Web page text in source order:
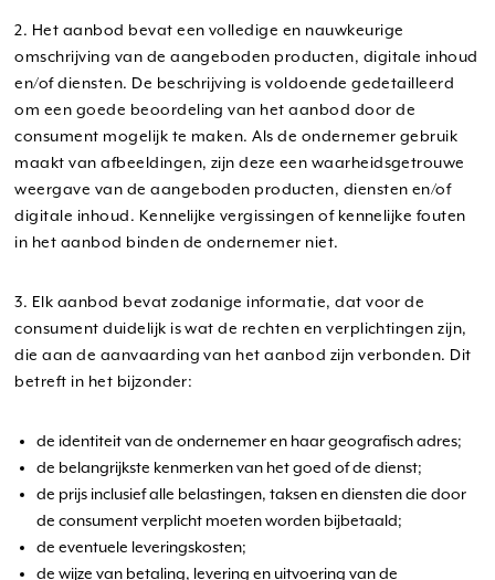
2. Het aanbod bevat een volledige en nauwkeurige
omschrijving van de aangeboden producten, digitale inhoud
en/of diensten. De beschrijving is voldoende gedetailleerd
om een goede beoordeling van het aanbod door de
consument mogelijk te maken. Als de ondernemer gebruik
maakt van afbeeldingen, zijn deze een waarheidsgetrouwe
weergave van de aangeboden producten, diensten en/of
digitale inhoud. Kennelijke vergissingen of kennelijke fouten
in het aanbod binden de ondernemer niet.
3. Elk aanbod bevat zodanige informatie, dat voor de
consument duidelijk is wat de rechten en verplichtingen zijn,
die aan de aanvaarding van het aanbod zijn verbonden. Dit
betreft in het bijzonder:
de identiteit van de ondernemer en haar geografisch adres;
de belangrijkste kenmerken van het goed of de dienst;
de prijs inclusief alle belastingen, taksen en diensten die door
de consument verplicht moeten worden bijbetaald;
de eventuele leveringskosten;
de wijze van betaling, levering en uitvoering van de